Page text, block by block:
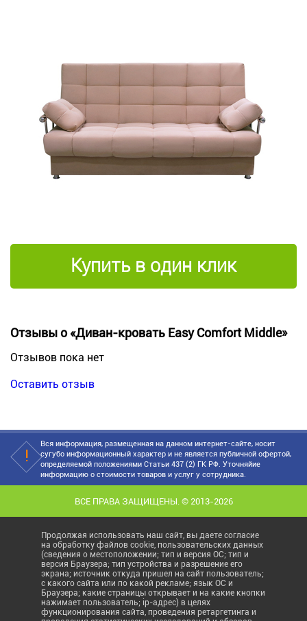
Купить в один клик
Отзывы о «Диван-кровать Easy Comfort Middle»
Отзывов пока нет
Оставить отзыв
Вся информация, размещенная на данном интернет-сайте, носит
сугубо информационный характер и не является публичной офертой,
определяемой положениями Статьи 437 (2) ГК РФ. Уточняйие
информацию о стоимости товаров и услуг у сотрудника.
ВСЕ ПРАВА ЗАЩИЩЕНЫ. © 2013-2026
Продолжая использовать наш сайт, вы даете согласие
на обработку файлов cookie, пользовательских данных
(сведения о местоположении; тип и версия ОС; тип и
версия Браузера; тип устройства и разрешение его
экрана; источник откуда пришел на сайт пользователь;
с какого сайта или по какой рекламе; язык ОС и
Браузера; какие страницы открывает и на какие кнопки
нажимает пользователь; ip-адрес) в целях
функционирования сайта, проведения ретаргетинга и